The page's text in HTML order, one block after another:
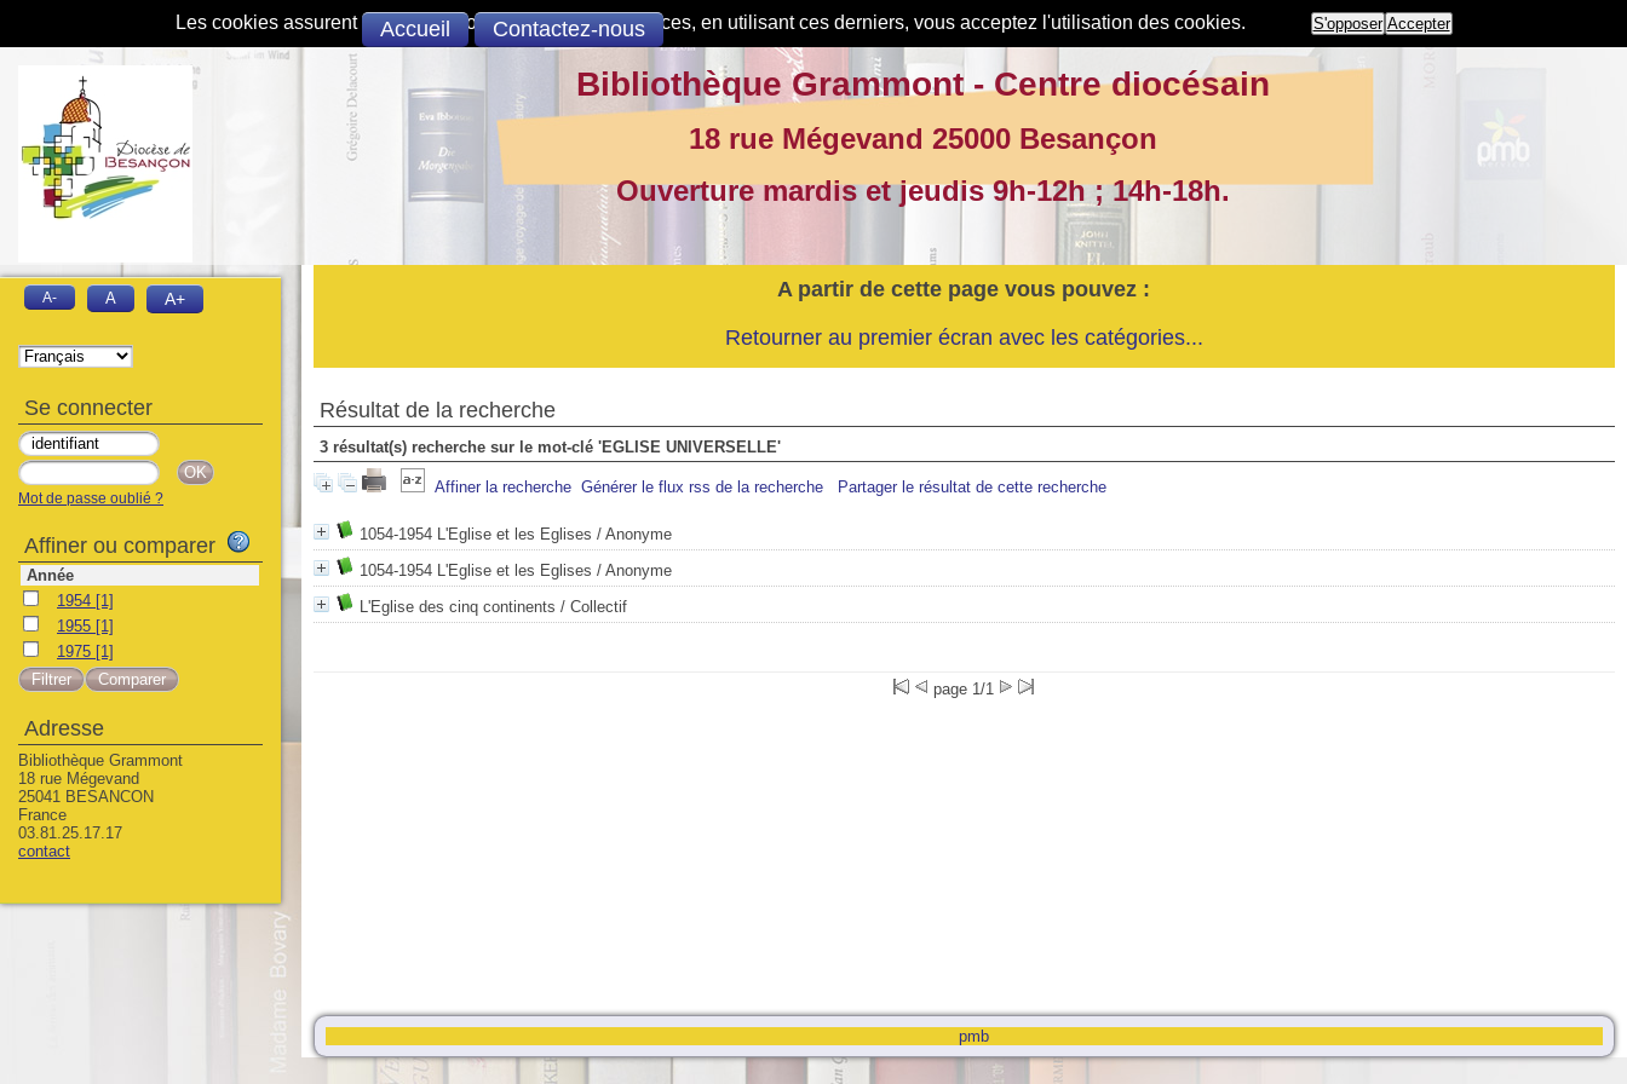
Les cookies assurent le bon fonctionnement de nos services, en utilisant ces derniers, vous acceptez l'utilisation des cookies. S'opposer Accepter
Accueil Contactez-nous
A partir de cette page vous pouvez :
Retourner au premier écran avec les catégories...
Résultat de la recherche
3 résultat(s) recherche sur le mot-clé 'EGLISE UNIVERSELLE'
Affiner la recherche Générer le flux rss de la recherche Partager le résultat de cette recherche
1054-1954 L'Eglise et les Eglises / Anonyme
1054-1954 L'Eglise et les Eglises / Anonyme
L'Eglise des cinq continents / Collectif
page 1/1
pmb
Bibliothèque Grammont - Centre diocésain
18 rue Mégevand 25000 Besançon
Ouverture mardis et jeudis 9h-12h ; 14h-18h.
A- A A+
Se connecter
Mot de passe oublié ?
Affiner ou comparer
Année
1954 [1]
1955 [1]
1975 [1]
Adresse
Bibliothèque Grammont
18 rue Mégevand
25041 BESANCON
France
03.81.25.17.17
contact